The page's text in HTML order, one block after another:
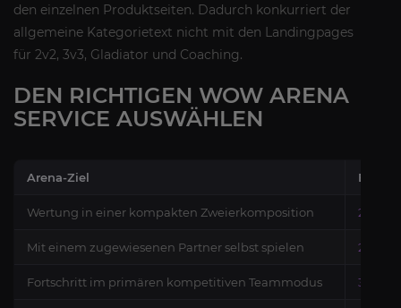
den einzelnen Produktseiten. Dadurch konkurriert der
allgemeine Kategorietext nicht mit den Landingpages
für 2v2, 3v3, Gladiator und Coaching.
DEN RICHTIGEN WOW ARENA
SERVICE AUSWÄHLEN
Arena-Ziel
Wertung in einer kompakten Zweierkomposition 2v2
Mit einem zugewiesenen Partner selbst spielen 2v2
Fortschritt im primären kompetitiven Teammodus 3v3